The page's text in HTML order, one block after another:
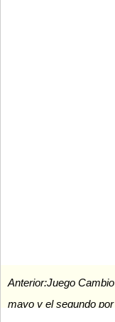
Anterior:Juego
mayo y el segundo